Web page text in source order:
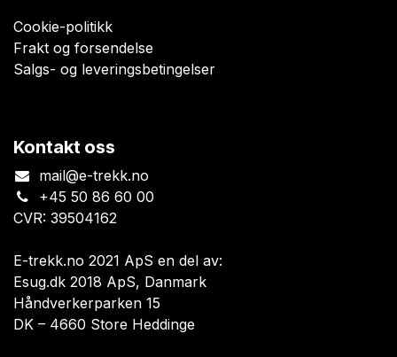
Cookie-politikk
Frakt og forsendelse
Salgs- og leveringsbetingelser
Kontakt oss
mail@e-trekk.no
+45 50 86 60 00
CVR: 39504162
E-trekk.no 2021 ApS en del av:
Esug.dk 2018 ApS, Danmark
Håndverkerparken 15
DK – 4660 Store Heddinge